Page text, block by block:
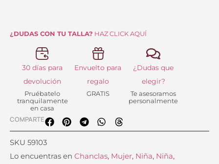
¿DUDAS CON TU TALLA? HAZ CLICK AQUÍ
30 días para
devolución
Pruébatelo
tranquilamente
en casa
Envuelto para
regalo
GRATIS
¿Dudas que
elegir?
Te asesoramos
personalmente
COMPARTE
SKU 59103
Lo encuentras en Chanclas, Mujer, Niña, Niña,